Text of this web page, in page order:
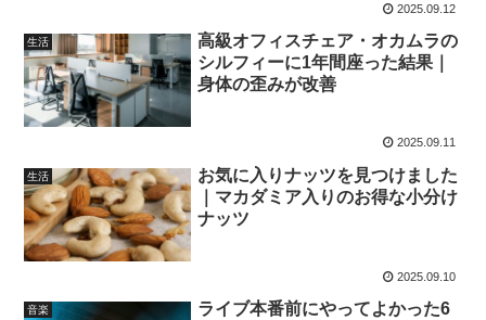
2025.09.12
生活
高級オフィスチェア・オカムラの
シルフィーに1年間座った結果｜
身体の歪みが改善
2025.09.11
生活
お気に入りナッツを見つけました
｜マカダミア入りのお得な小分け
ナッツ
2025.09.10
音楽
ライブ本番前にやってよかった6